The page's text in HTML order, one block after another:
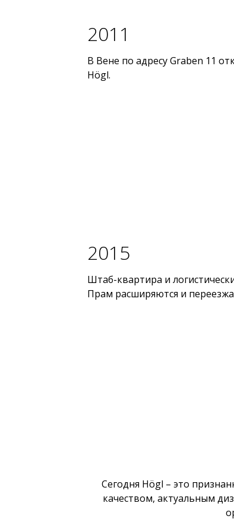
2011
В Вене по адресу Graben 11
Högl.
2015
Штаб-квартира и
Прам расширяются и
Сегодня Högl – это
качеством, актуальным